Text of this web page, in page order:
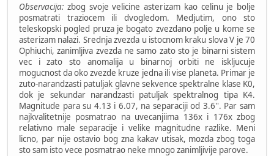
Observacija: zbog svoje velicine asterizam kao celinu je bolje
posmatrati traziocem ili dvogledom. Medjutim, ono sto
teleskopski pogled pruza je bogato zvezdano polje u kome se
asterizam nalazi. Srednja zvezda u istocnom kraku slova V je 70
Ophiuchi, zanimljiva zvezda ne samo zato sto je binarni sistem
vec i zato sto anomalija u binarnoj orbiti ne iskljucuje
mogucnost da oko zvezde kruze jedna ili vise planeta. Primar je
zuto-narandzasti patuljak glavne sekvence spektralne klase K0,
dok je sekundar narandzasti patuljak spektralnog tipa K4.
Magnitude para su 4.13 i 6.07, na separaciji od 3.6''. Par sam
najkvalitetnije posmatrao na uvecanjiima 136x i 176x zbog
relativno male separacije i velike magnitudne razlike. Meni
licno, par nije ostavio bog zna kakav utisak, mozda zbog toga
sto sam isto vece posmatrao neke mnogo zanimljivije parove.